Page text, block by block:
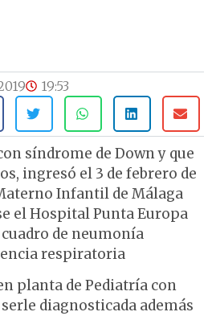
19:53
síndrome de Down y que
ingresó el 3 de febrero de
Infantil de Málaga
el Hospital Punta Europa
de neumonía
respiratoria
planta de Pediatría con
diagnosticada además